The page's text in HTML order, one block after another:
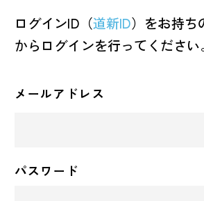
ログインID（道新ID）をお持ち
からログインを行ってください
メールアドレス
パスワード